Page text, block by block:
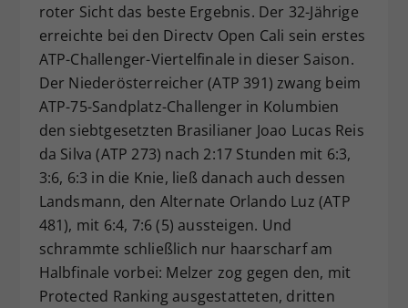
roter Sicht das beste Ergebnis. Der 32-Jährige
erreichte bei den Directv Open Cali sein erstes
ATP-Challenger-Viertelfinale in dieser Saison.
Der Niederösterreicher (ATP 391) zwang beim
ATP-75-Sandplatz-Challenger in Kolumbien
den siebtgesetzten Brasilianer Joao Lucas Reis
da Silva (ATP 273) nach 2:17 Stunden mit 6:3,
3:6, 6:3 in die Knie, ließ danach auch dessen
Landsmann, den Alternate Orlando Luz (ATP
481), mit 6:4, 7:6 (5) aussteigen. Und
schrammte schließlich nur haarscharf am
Halbfinale vorbei: Melzer zog gegen den, mit
Protected Ranking ausgestatteten, dritten